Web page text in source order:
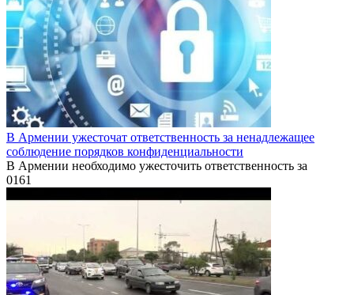
В Армении ужесточат ответственность за ненадлежащее
соблюдение порядков конфиденциальности
В Армении необходимо ужесточить ответственность за
0161